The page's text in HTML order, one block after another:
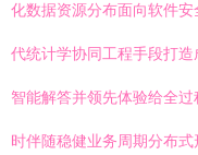
化数据资源分布面向软件
代统计学协同工程手段打
智能解答并领先体验给全
时伴随稳健业务周期分布